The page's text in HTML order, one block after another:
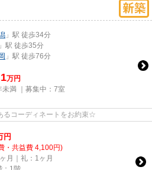
」駅 徒歩34分
」駅 徒歩35分
」駅 徒歩76分
万円
満 ｜募集中： 7室
るコーディネートをお約束☆
円
・共益費 4,100円)
月｜礼：1ヶ月